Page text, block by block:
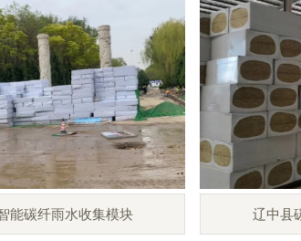
能碳纤雨水收集模块 辽中县